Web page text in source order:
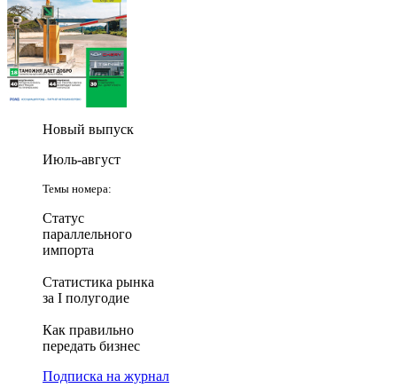
Новый выпуск
Июль-август
Темы номера:
Статус
параллельного
импорта
Статистика рынка
за I полугодие
Как правильно
передать бизнес
Подписка на журнал